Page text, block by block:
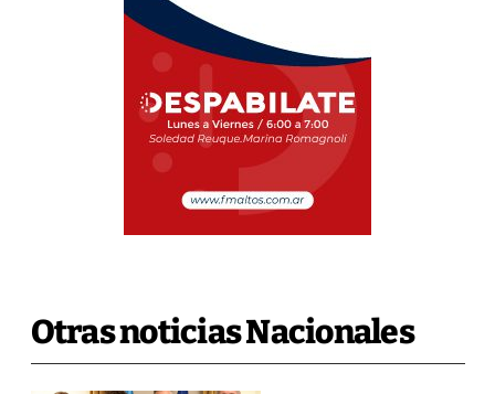
Otras noticias Nacionales